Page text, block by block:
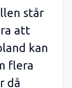
står
att
kan
flera
då